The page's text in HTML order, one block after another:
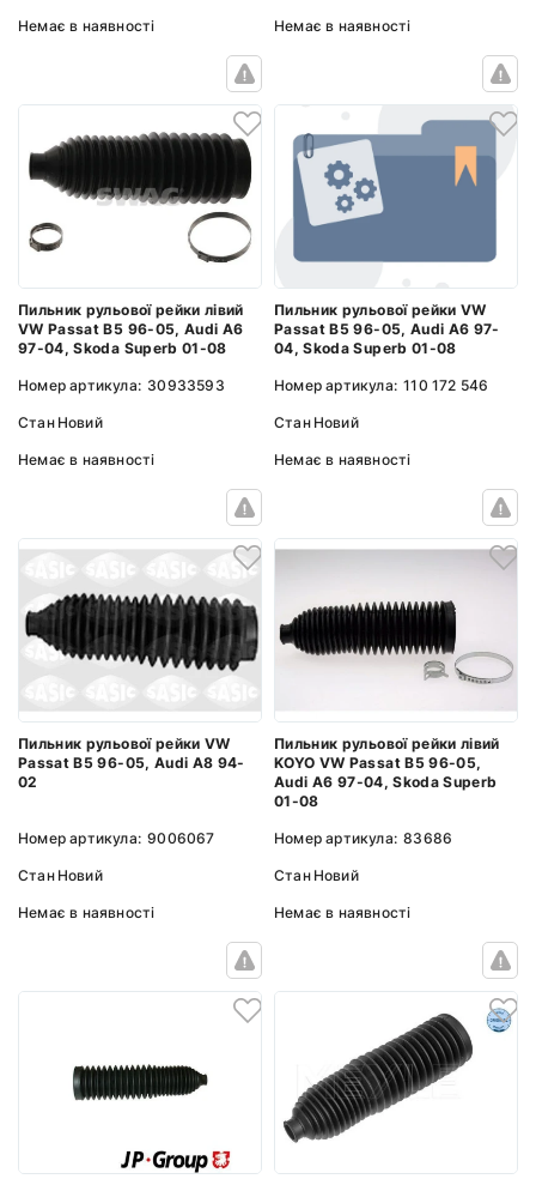
Немає в наявності Немає в наявності
Пильник рульової рейки лівий
VW Passat B5 96-05, Audi A6
97-04, Skoda Superb 01-08
Номер артикула: 30933593
Стан Новий
Немає в наявності
Пильник рульової рейки VW
Passat B5 96-05, Audi A6 97-
04, Skoda Superb 01-08
Номер артикула: 110 172 546
Стан Новий
Немає в наявності
Пильник рульової рейки VW
Passat B5 96-05, Audi A8 94-
02
Номер артикула: 9006067
Стан Новий
Немає в наявності
Пильник рульової рейки лівий
KOYO VW Passat B5 96-05,
Audi A6 97-04, Skoda Superb
01-08
Номер артикула: 83686
Стан Новий
Немає в наявності